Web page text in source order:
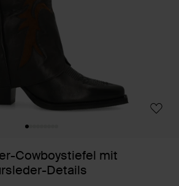
Cowboystiefel mit
Details